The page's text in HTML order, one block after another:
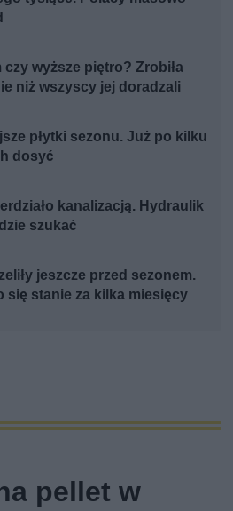
wyższe piętro? Zrobiła
niż wszyscy jej doradzali
płytki sezonu. Już po kilku
dosyć
kanalizacją. Hydraulik
szukać
jeszcze przed sezonem.
się stanie za kilka miesięcy
pellet w